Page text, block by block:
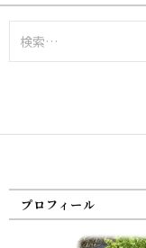
索:
プロフィール